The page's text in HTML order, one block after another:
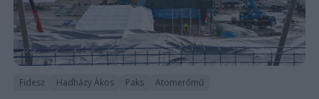
Fidesz Hadházy Ákos Paks Atomerőmű